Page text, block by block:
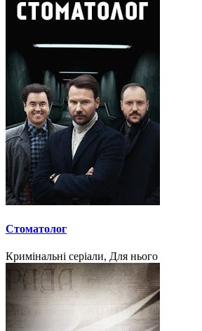
Стоматолог
Кримінальні серіали, Для нього